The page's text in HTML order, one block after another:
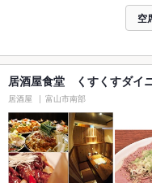
空
居酒屋食堂 くすくすダイ
居酒屋 富山市南部